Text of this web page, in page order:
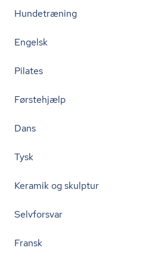
Hundetræning
Engelsk
Pilates
Førstehjælp
Dans
Tysk
Keramik og skulptur
Selvforsvar
Fransk